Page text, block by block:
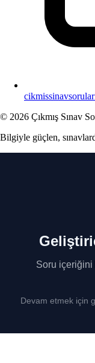
© 2026 Çıkmış Sınav
Bilgiyle güçlen,
Soru içeriğini
Devam etmek için